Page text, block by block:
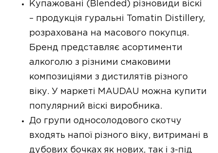
Купажовані (Blended) різновиди віскі
– продукція гуральні Tomatin Distillery,
розрахована на масового покупця.
Бренд представляє асортименти
алкоголю з різними смаковими
композиціями з дистилятів різного
віку. У маркеті MAUDAU можна купити
популярний віскі виробника.
До групи односолодового скотчу
входять напої різного віку, витримані в
дубових бочках як нових, так і з-під